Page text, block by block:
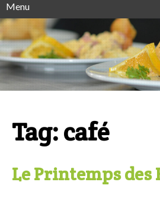
Menu
Tag: café
Le Printemps